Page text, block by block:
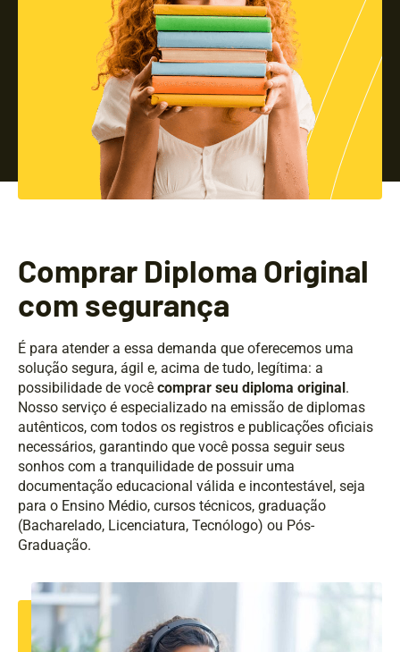
Comprar Diploma Original
com segurança
É para atender a essa demanda que oferecemos uma
solução segura, ágil e, acima de tudo, legítima: a
possibilidade de você comprar seu diploma original.
Nosso serviço é especializado na emissão de diplomas
autênticos, com todos os registros e publicações oficiais
necessários, garantindo que você possa seguir seus
sonhos com a tranquilidade de possuir uma
documentação educacional válida e incontestável, seja
para o Ensino Médio, cursos técnicos, graduação
(Bacharelado, Licenciatura, Tecnólogo) ou Pós-
Graduação.